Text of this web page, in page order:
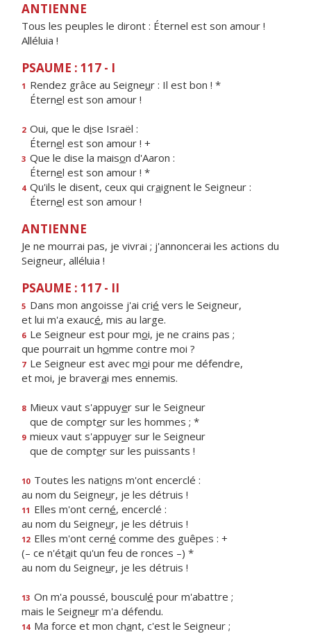
ANTIENNE
Tous les peuples le diront : Éternel est son amour !
Alléluia !
PSAUME : 117 - I
1 Rendez grâce au Seigneur : Il est bon ! *
Éternel est son amour !
2 Oui, que le dise Israël :
Éternel est son amour ! +
3 Que le dise la maison d'Aaron :
Éternel est son amour ! *
4 Qu'ils le disent, ceux qui craignent le Seigneur :
Éternel est son amour !
ANTIENNE
Je ne mourrai pas, je vivrai ; j'annoncerai les actions du
Seigneur, alléluia !
PSAUME : 117 - II
5 Dans mon angoisse j'ai crié vers le Seigneur,
et lui m'a exaucé, mis au large.
6 Le Seigneur est pour moi, je ne crains pas ;
que pourrait un homme contre moi ?
7 Le Seigneur est avec moi pour me défendre,
et moi, je braverai mes ennemis.
8 Mieux vaut s'appuyer sur le Seigneur
que de compter sur les hommes ; *
9 mieux vaut s'appuyer sur le Seigneur
que de compter sur les puissants !
10 Toutes les nations m'ont encerclé :
au nom du Seigneur, je les détruis !
11 Elles m'ont cerné, encerclé :
au nom du Seigneur, je les détruis !
12 Elles m'ont cerné comme des guêpes : +
(– ce n'était qu'un feu de ronces –) *
au nom du Seigneur, je les détruis !
13 On m'a poussé, bousculé pour m'abattre ;
mais le Seigneur m'a défendu.
14 Ma force et mon chant, c'est le Seigneur ;